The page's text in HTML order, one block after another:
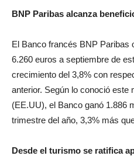
BNP Paribas alcanza
El Banco francés BNP Paribas
6.260 euros a septiembre de
crecimiento del 3,8% con
anterior. Según lo conoció este
(EE.UU), el Banco ganó 1.886
trimestre del año, 3,3% más
Desde el turismo se ratifica